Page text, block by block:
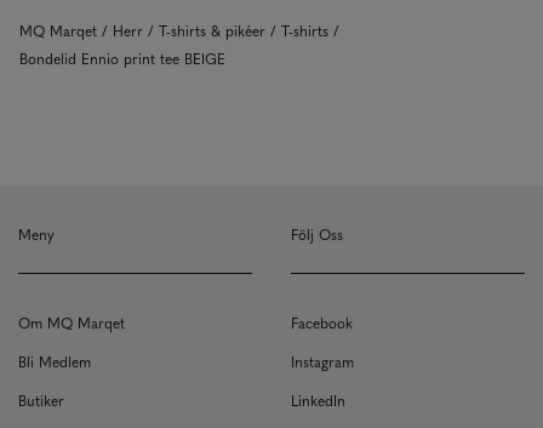
MQ Marqet Herr T-shirts & pikéer
T-shirts
Bondelid Ennio print tee BEIGE
Meny
Om MQ Marqet
Bli Medlem
Butiker
Följ Oss
Facebook
Instagram
LinkedIn